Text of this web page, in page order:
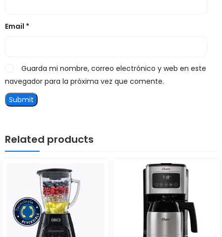
Email *
Guarda mi nombre, correo electrónico y web en este
navegador para la próxima vez que comente.
Related products